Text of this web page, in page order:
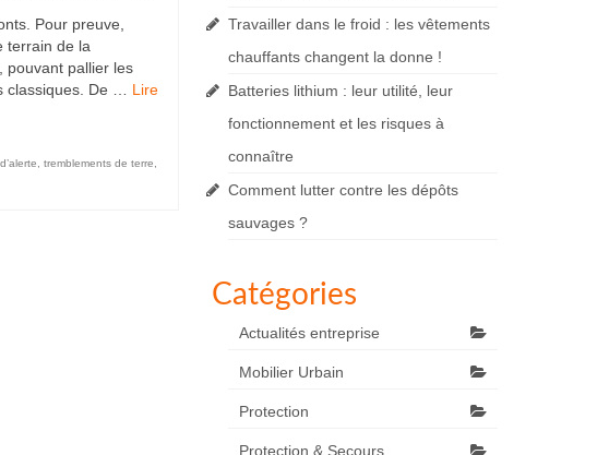
Pour preuve,
terrain de la
pouvant pallier les
classiques. De … Lire
tremblements de terre
Travailler dans le froid : les vêtements
chauffants changent la donne !
Batteries lithium : leur utilité, leur
fonctionnement et les risques à
connaître
Comment lutter contre les dépôts
sauvages ?
Catégories
Actualités entreprise
Mobilier Urbain
Protection
Protection & Secours